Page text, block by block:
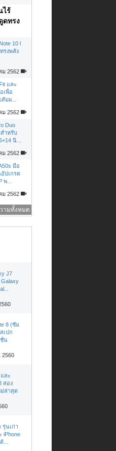
ไร้
ดทรง
10 l
รงพลัง
ม 2562
และ
เพื่อ
มผ...
ม 2562
Duo
ำหรับ
นิ...
ม 2562
มือ
ปเกรด
พ...
ม 2562
ามทั้งหมด
J7
8 (ซัม
เปก
ชั่น
2560
ละ
สอง
ล่าสุด
รุ่นเก่า
iPhone